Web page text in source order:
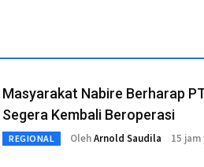
Masyarakat Nabire Berharap
Segera Kembali Beroperasi
REGIONAL OlehArnold Saudila 15